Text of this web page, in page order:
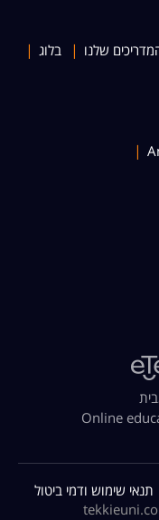
שלנו
בלוג
Online
תנאי שימוש ודמי ביטול